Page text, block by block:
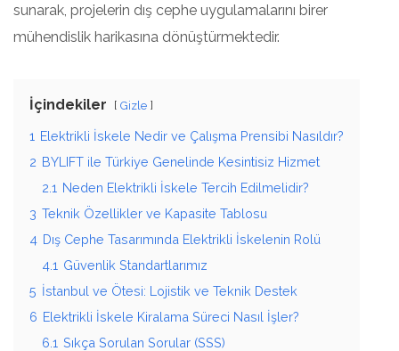
sunarak, projelerin dış cephe uygulamalarını birer
mühendislik harikasına dönüştürmektedir.
İçindekiler Gizle
1 Elektrikli İskele Nedir ve Çalışma Prensibi Nasıldır?
2 BYLIFT ile Türkiye Genelinde Kesintisiz Hizmet
2.1 Neden Elektrikli İskele Tercih Edilmelidir?
3 Teknik Özellikler ve Kapasite Tablosu
4 Dış Cephe Tasarımında Elektrikli İskelenin Rolü
4.1 Güvenlik Standartlarımız
5 İstanbul ve Ötesi: Lojistik ve Teknik Destek
6 Elektrikli İskele Kiralama Süreci Nasıl İşler?
6.1 Sıkça Sorulan Sorular (SSS)